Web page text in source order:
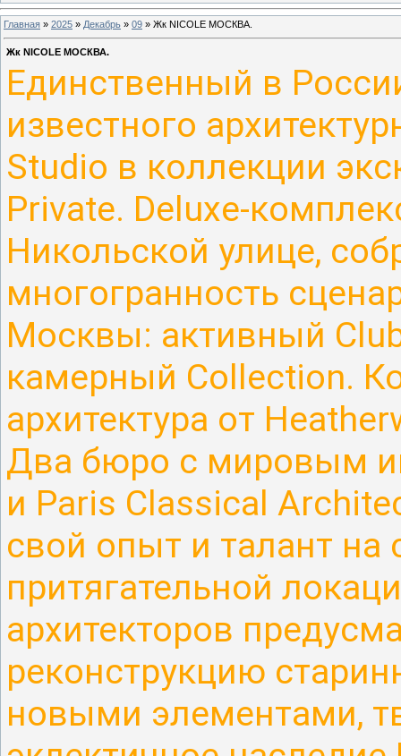
Главная » 2025 » Декабрь » 09 » Жк NICOLE МОСКВА.
Жк NICOLE МОСКВА.
Единственный в
известного
Studio в коллекции
Private. Deluxe-
Никольской улице,
многогранность
Москвы: активный
камерный Collection.
архитектура от
Два бюро с мировым
и Paris Classical
свой опыт и талант на
притягательной
архитекторов
реконструкцию
новыми элементами,